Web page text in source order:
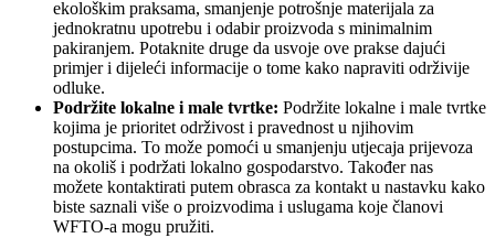
ekološkim praksama, smanjenje potrošnje materijala za
jednokratnu upotrebu i odabir proizvoda s minimalnim
pakiranjem. Potaknite druge da usvoje ove prakse dajući
primjer i dijeleći informacije o tome kako napraviti održivije
odluke.
Podržite lokalne i male tvrtke: Podržite lokalne i male tvrtke
kojima je prioritet održivost i pravednost u njihovim
postupcima. To može pomoći u smanjenju utjecaja prijevoza
na okoliš i podržati lokalno gospodarstvo. Također nas
možete kontaktirati putem obrasca za kontakt u nastavku kako
biste saznali više o proizvodima i uslugama koje članovi
WFTO-a mogu pružiti.